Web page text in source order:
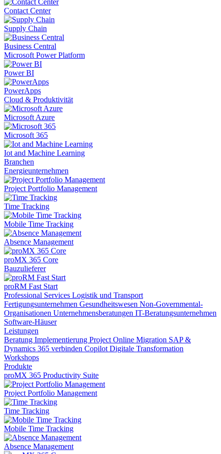
Contact Center
Supply Chain
Business Central
Microsoft Power Platform
Power BI
PowerApps
Cloud & Produktivität
Microsoft Azure
Microsoft 365
Iot and Machine Learning
Branchen
Energieunternehmen
Project Portfolio Management
Time Tracking
Mobile Time Tracking
Absence Management
proMX 365 Core
Bauzulieferer
proRM Fast Start
Professional Services Logistik und Transport
Fertigungsunternehmen Gesundheitswesen Non-Governmental-
Organisationen Unternehmensberatungen IT-Beratungsunternehmen
Software-Häuser
Leistungen
Beratung Implementierung Project Online Migration SAP &
Dynamics 365 verbinden Copilot Digitale Transformation
Workshops
Produkte
proMX 365 Productivity Suite
Project Portfolio Management
Time Tracking
Mobile Time Tracking
Absence Management